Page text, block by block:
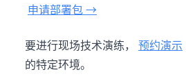
申请部署包 →
要进行现场技术演练， 预约演示
的特定环境。